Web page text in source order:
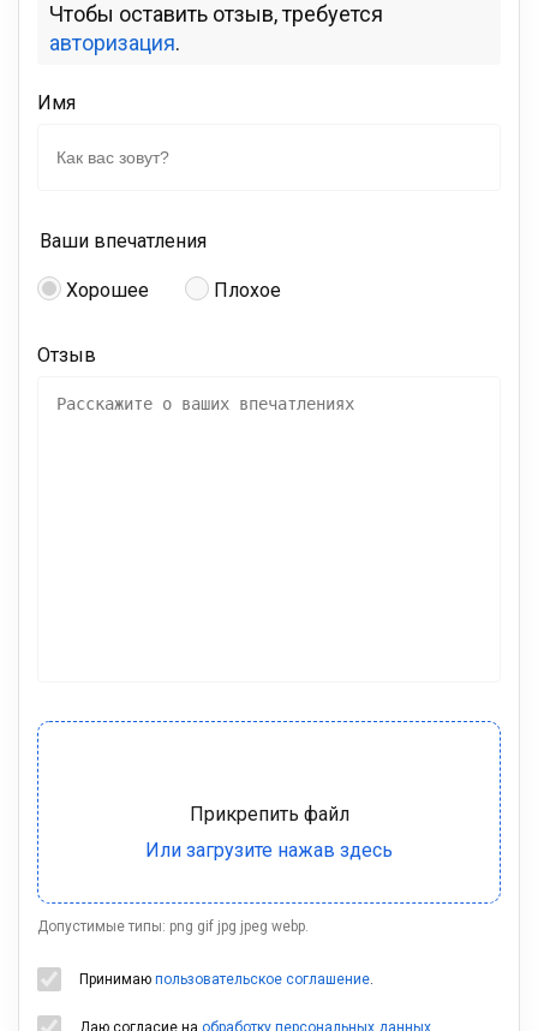
Чтобы оставить отзыв, требуется
авторизация.
Имя
Ваши впечатления
Хорошее Плохое
Отзыв
Допустимые типы: png gif jpg jpeg webp.
Принимаю пользовательское соглашение.
Даю согласие на обработку персональных данных